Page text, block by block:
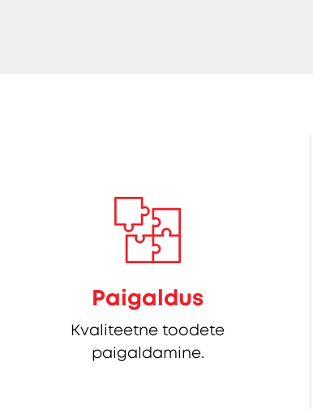
Paigaldus
Kvaliteetne toodete
paigaldamine.